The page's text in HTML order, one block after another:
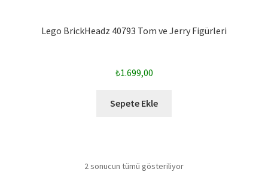
Lego BrickHeadz 40793 Tom ve Jerry Figürleri
₺1.699,00
Sepete Ekle
2 sonucun tümü gösteriliyor